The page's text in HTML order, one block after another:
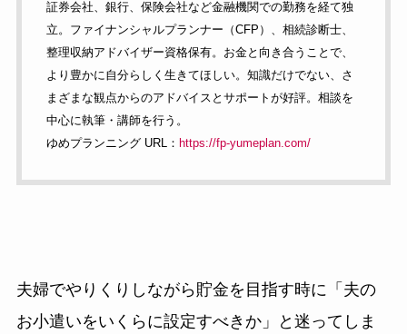
証券会社、銀行、保険会社など金融機関での勤務を経て独
立。ファイナンシャルプランナー（CFP）、相続診断士、
整理収納アドバイザー資格保有。お金と向き合うことで、
より豊かに自分らしく生きてほしい。知識だけでない、さ
まざまな観点からのアドバイスとサポートが好評。相談を
中心に執筆・講師を行う。
ゆめプランニング URL： https://fp-yumeplan.com/
夫婦でやりくりしながら貯金を目指す時に「夫の
お小遣いをいくらに設定すべきか」と迷ってしま